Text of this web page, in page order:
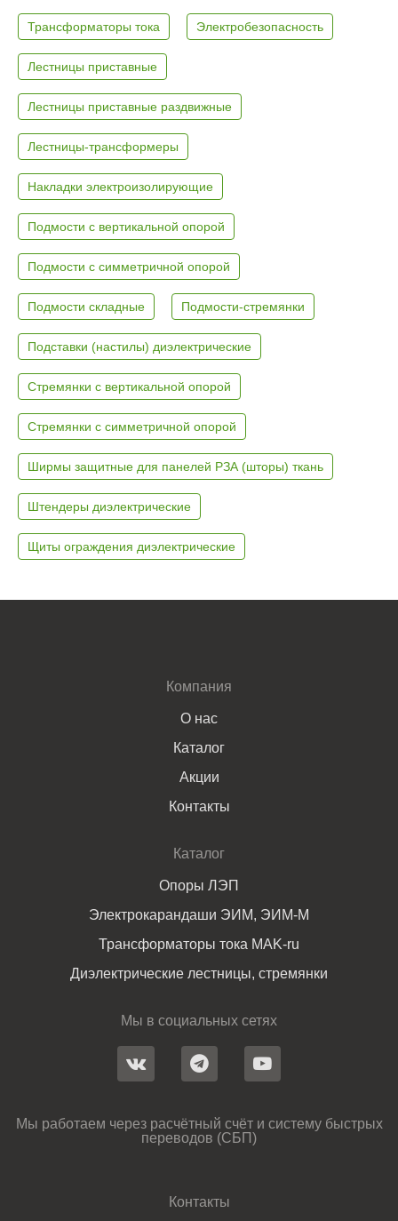
Трансформаторы тока Электробезопасность
Лестницы приставные
Лестницы приставные раздвижные
Лестницы-трансформеры
Накладки электроизолирующие
Подмости с вертикальной опорой
Подмости с симметричной опорой
Подмости складные Подмости-стремянки
Подставки (настилы) диэлектрические
Стремянки с вертикальной опорой
Стремянки с симметричной опорой
Ширмы защитные для панелей РЗА (шторы) ткань
Штендеры диэлектрические
Щиты ограждения диэлектрические
Компания
О нас
Каталог
Акции
Контакты
Каталог
Опоры ЛЭП
Электрокарандаши ЭИМ, ЭИМ-М
Трансформаторы тока MAK-ru
Диэлектрические лестницы, стремянки
Мы в социальных сетях
Мы работаем через расчётный счёт и систему быстрых
переводов (СБП)
Контакты